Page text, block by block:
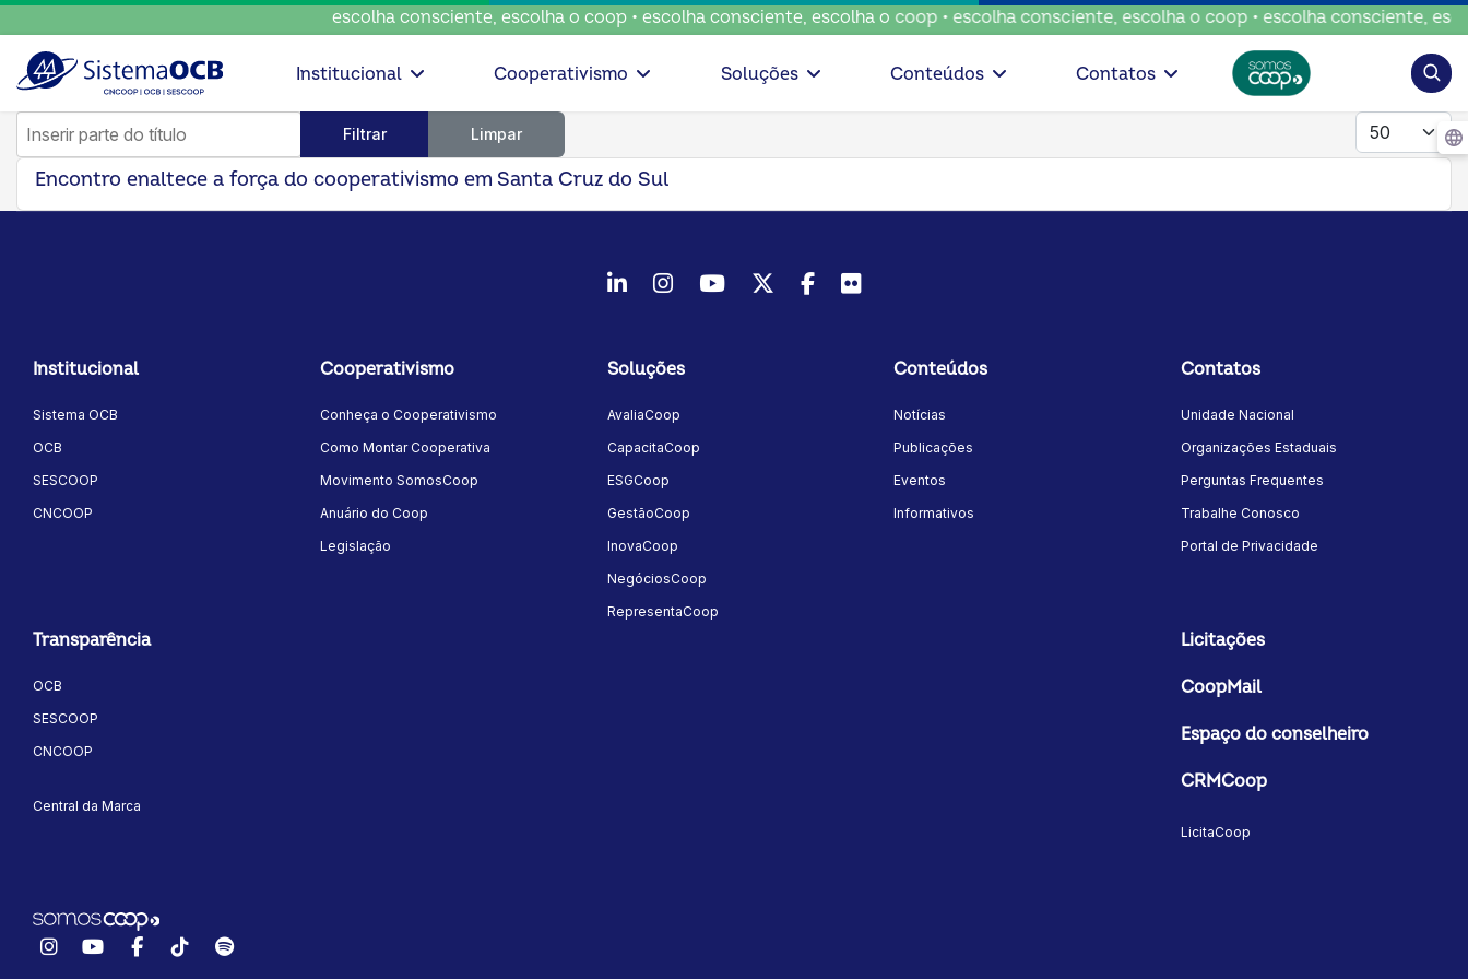
escolha consciente, escolha o coop • escolha consciente, escolha o coop • escolha consciente, escolha o coop • escolha consciente,
Institucional Cooperativismo Soluções Conteúdos Contatos
Inserir parte do título
Filtrar Limpar
Mostrar #
Encontro enaltece a força do cooperativismo em Santa Cruz do Sul
LinkedInInstagram
YoutubeTwitter/X
Facebook
Flickr
Institucional
Sistema OCB
OCB
SESCOOP
CNCOOP
Cooperativismo
Conheça o Cooperativismo
Como Montar Cooperativa
Movimento SomosCoop
Anuário do Coop
Legislação
Soluções
AvaliaCoop
CapacitaCoop
ESGCoop
GestãoCoop
InovaCoop
NegóciosCoop
RepresentaCoop
Conteúdos
Notícias
Publicações
Eventos
Informativos
Contatos
Unidade Nacional
Organizações Estaduais
Perguntas Frequentes
Trabalhe Conosco
Portal de Privacidade
Transparência
OCB
SESCOOP
CNCOOP
Central da Marca
Licitações
CoopMail
Espaço do conselheiro
CRMCoop
LicitaCoop
InstagramYouTubeFacebook
TikTokSpotify